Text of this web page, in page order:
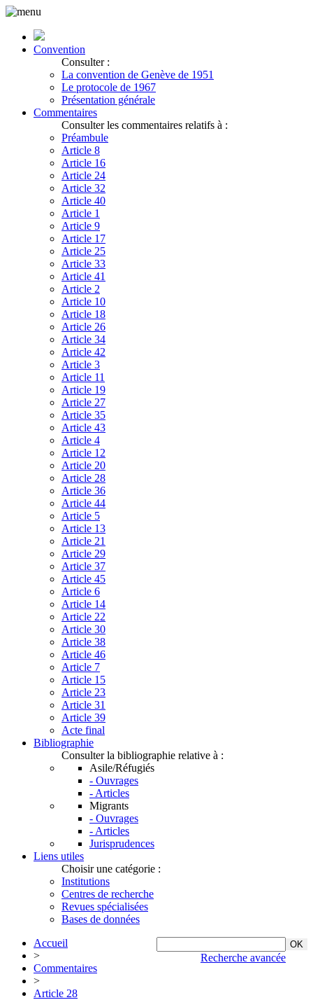
Convention
Consulter :
La convention de Genève de 1951
Le protocole de 1967
Présentation générale
Commentaires
Consulter les commentaires relatifs à :
Préambule
Article 8
Article 16
Article 24
Article 32
Article 40
Article 1
Article 9
Article 17
Article 25
Article 33
Article 41
Article 2
Article 10
Article 18
Article 26
Article 34
Article 42
Article 3
Article 11
Article 19
Article 27
Article 35
Article 43
Article 4
Article 12
Article 20
Article 28
Article 36
Article 44
Article 5
Article 13
Article 21
Article 29
Article 37
Article 45
Article 6
Article 14
Article 22
Article 30
Article 38
Article 46
Article 7
Article 15
Article 23
Article 31
Article 39
Acte final
Bibliographie
Consulter la bibliographie relative à :
Asile/Réfugiés
- Ouvrages
- Articles
Migrants
- Ouvrages
- Articles
Jurisprudences
Liens utiles
Choisir une catégorie :
Institutions
Centres de recherche
Revues spécialisées
Bases de données
Recherche avancée
Accueil
>
Commentaires
>
Article 28